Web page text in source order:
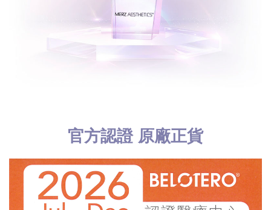
官方認證 原廠正貨